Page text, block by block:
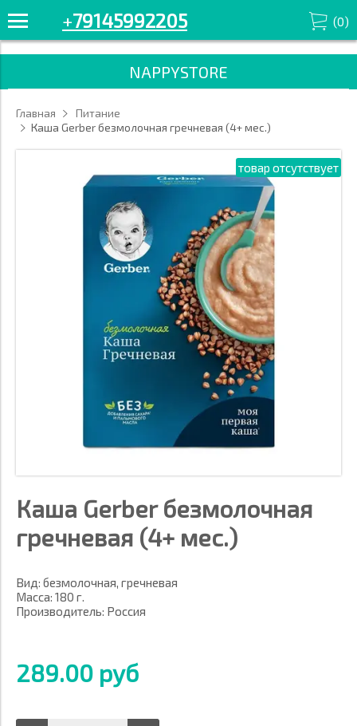
+79145992205 (0)
NAPPYSTORE
Главная
Питание
Каша Gerber безмолочная гречневая (4+ мес.)
товар отсутствует
Каша Gerber безмолочная
гречневая (4+ мес.)
Вид: безмолочная, гречневая
Масса: 180 г.
Производитель: Россия
289.00 руб